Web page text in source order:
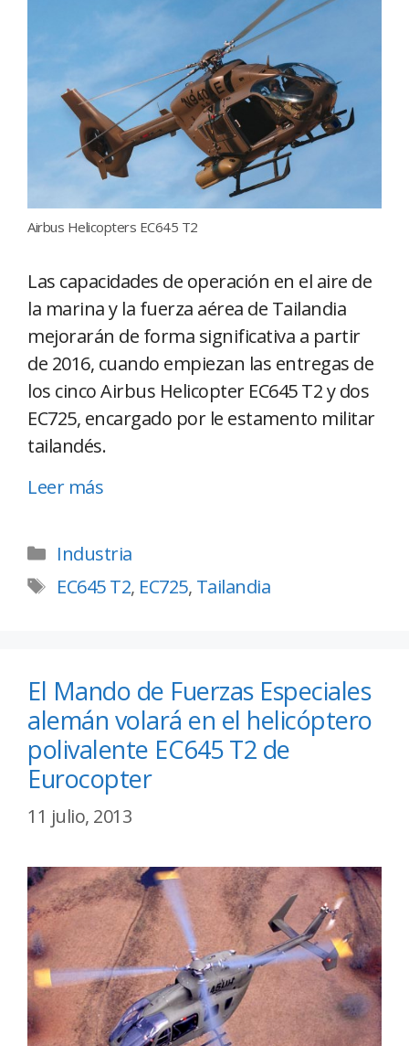
Airbus Helicopters EC645 T2
Las capacidades de operación en el aire de
la marina y la fuerza aérea de Tailandia
mejorarán de forma significativa a partir
de 2016, cuando empiezan las entregas de
los cinco Airbus Helicopter EC645 T2 y dos
EC725, encargado por le estamento militar
tailandés.
Leer más
Industria
EC645 T2, EC725, Tailandia
El Mando de Fuerzas Especiales
alemán volará en el helicóptero
polivalente EC645 T2 de
Eurocopter
11 julio, 2013